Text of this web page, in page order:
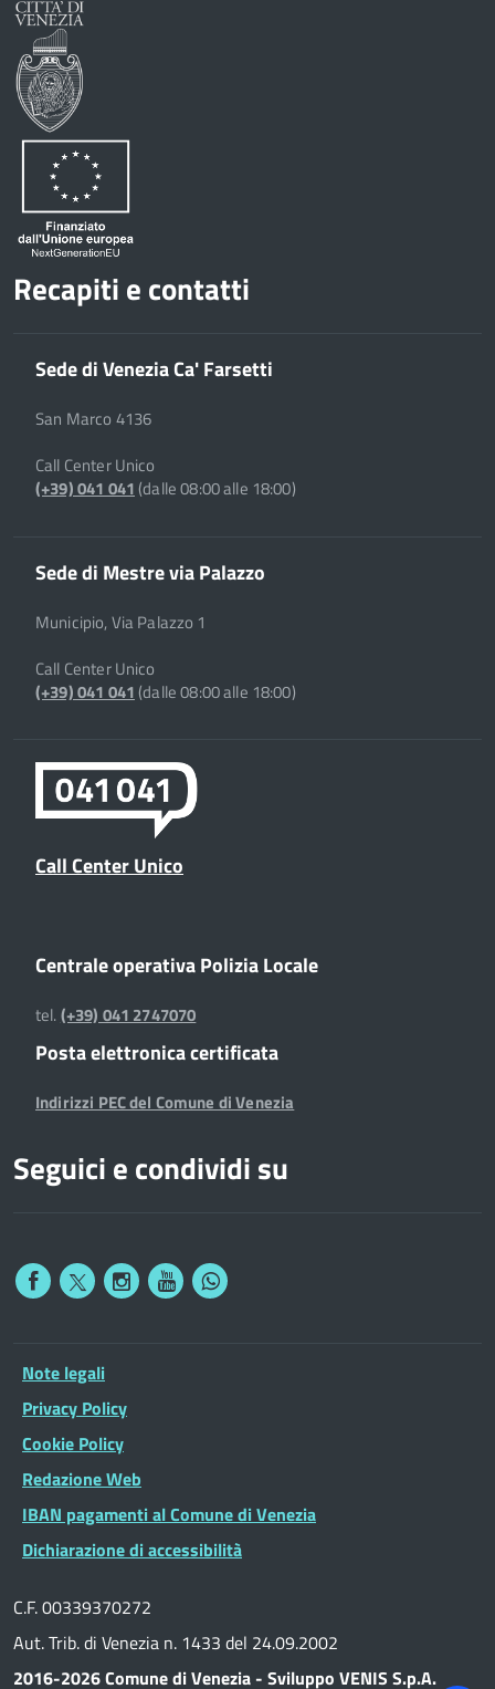
Recapiti e contatti
Sede di Venezia Ca' Farsetti
San Marco 4136
Call Center Unico
(+39) 041 041(dalle 08:00 alle 18:00)
Sede di Mestre via Palazzo
Municipio, Via Palazzo 1
Call Center Unico
(+39) 041 041(dalle 08:00 alle 18:00)
Call Center Unico
Centrale operativa Polizia Locale
tel.(+39) 041 2747070
Posta elettronica certificata
Indirizzi PEC del Comune di Venezia
Seguici e condividi su
Note legali
Privacy Policy
Cookie Policy
Redazione Web
IBAN pagamenti al Comune di Venezia
Dichiarazione di accessibilità
C.F. 00339370272
Aut. Trib. di Venezia n. 1433 del 24.09.2002
2016-2026 Comune di Venezia - Sviluppo VENIS S.p.A.